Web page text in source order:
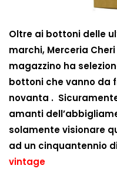
Oltre ai bottoni delle
marchi, Merceria
magazzino ha
bottoni che vanno da
novanta .
amanti
solamente visionare
ad un cinquantennio
vintage